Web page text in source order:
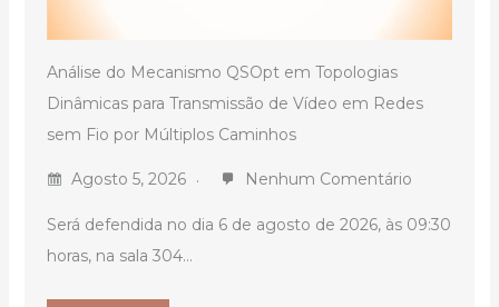
Análise do Mecanismo QSOpt em Topologias
Dinâmicas para Transmissão de Vídeo em Redes
sem Fio por Múltiplos Caminhos
Agosto 5, 2026 Nenhum Comentário
Será defendida no dia 6 de agosto de 2026, às 09:30
horas, na sala 304...